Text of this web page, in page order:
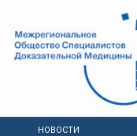
НОВОСТИ